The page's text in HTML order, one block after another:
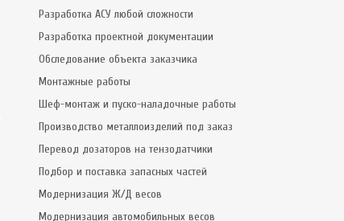
Разработка АСУ любой сложности
Разработка проектной документации
Обследование объекта заказчика
Монтажные работы
Шеф-монтаж и пуско-наладочные работы
Производство металлоизделий под заказ
Перевод дозаторов на тензодатчики
Подбор и поставка запасных частей
Модернизация Ж/Д весов
Модернизация автомобильных весов